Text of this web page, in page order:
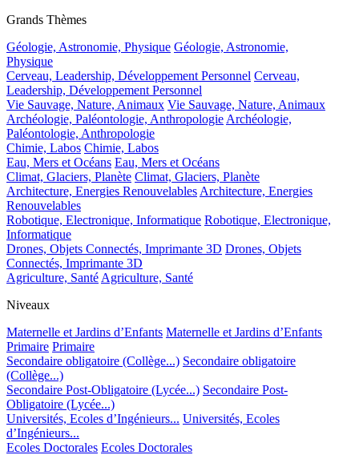
Grands Thèmes
Géologie, Astronomie, Physique Géologie, Astronomie,
Physique
Cerveau, Leadership, Développement Personnel Cerveau,
Leadership, Développement Personnel
Vie Sauvage, Nature, Animaux Vie Sauvage, Nature, Animaux
Archéologie, Paléontologie, Anthropologie Archéologie,
Paléontologie, Anthropologie
Chimie, Labos Chimie, Labos
Eau, Mers et Océans Eau, Mers et Océans
Climat, Glaciers, Planète Climat, Glaciers, Planète
Architecture, Energies Renouvelables Architecture, Energies
Renouvelables
Robotique, Electronique, Informatique Robotique, Electronique,
Informatique
Drones, Objets Connectés, Imprimante 3D Drones, Objets
Connectés, Imprimante 3D
Agriculture, Santé Agriculture, Santé
Niveaux
Maternelle et Jardins d’Enfants Maternelle et Jardins d’Enfants
Primaire Primaire
Secondaire obligatoire (Collège...) Secondaire obligatoire
(Collège...)
Secondaire Post-Obligatoire (Lycée...) Secondaire Post-
Obligatoire (Lycée...)
Universités, Ecoles d’Ingénieurs... Universités, Ecoles
d’Ingénieurs...
Ecoles Doctorales Ecoles Doctorales